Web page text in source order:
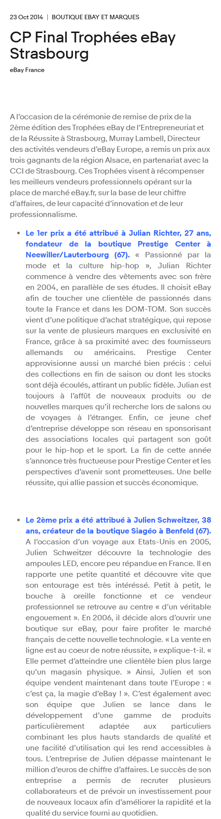
23 Oct 2014 BOUTIQUE EBAY ET MARQUES
CP Final Trophées eBay
Strasbourg
eBay France
A l’occasion de la cérémonie de remise de prix de la
2ème édition des Trophées eBay de l’Entrepreneuriat et
de la Réussite à Strasbourg, Murray Lambell, Directeur
des activités vendeurs d’eBay Europe, a remis un prix aux
trois gagnants de la région Alsace, en partenariat avec la
CCI de Strasbourg. Ces Trophées visent à récompenser
les meilleurs vendeurs professionnels opérant sur la
place de marché eBay.fr, sur la base de leur chiffre
d’affaires, de leur capacité d’innovation et de leur
professionnalisme.
Le 1er prix a été attribué à Julian Richter, 27 ans,
fondateur de la boutique Prestige Center à
Neewiller/Lauterbourg (67). « Passionné par la
mode et la culture hip-hop », Julian Richter
commence à vendre des vêtements avec son frère
en 2004, en parallèle de ses études. Il choisit eBay
afin de toucher une clientèle de passionnés dans
toute la France et dans les DOM-TOM. Son succès
vient d’une politique d’achat stratégique, qui repose
sur la vente de plusieurs marques en exclusivité en
France, grâce à sa proximité avec des fournisseurs
allemands ou américains. Prestige Center
approvisionne aussi un marché bien précis : celui
des collections en fin de saison ou dont les stocks
sont déjà écoulés, attirant un public fidèle. Julian est
toujours à l’affût de nouveaux produits ou de
nouvelles marques qu’il recherche lors de salons ou
de voyages à l’étranger. Enfin, ce jeune chef
d’entreprise développe son réseau en sponsorisant
des associations locales qui partagent son goût
pour le hip-hop et le sport. La fin de cette année
s’annonce très fructueuse pour Prestige Center et les
perspectives d’avenir sont prometteuses. Une belle
réussite, qui allie passion et succès économique.
Le 2ème prix a été attribué à Julien Schweitzer, 38
ans, créateur de la boutique Siagéo à Benfeld (67).
A l’occasion d’un voyage aux Etats-Unis en 2005,
Julien Schweitzer découvre la technologie des
ampoules LED, encore peu répandue en France. Il en
rapporte une petite quantité et découvre vite que
son entourage est très intéréssé. Petit à petit, le
bouche à oreille fonctionne et ce vendeur
professionnel se retrouve au centre « d’un véritable
engouement ». En 2006, il décide alors d’ouvrir une
boutique sur eBay, pour faire profiter le marché
français de cette nouvelle technologie. « La vente en
ligne est au coeur de notre réussite, » explique-t-il. «
Elle permet d’atteindre une clientèle bien plus large
qu’un magasin physique. » Ainsi, Julien et son
équipe vendent maintenant dans toute l’Europe : «
c’est ça, la magie d’eBay ! ». C’est également avec
son équipe que Julien se lance dans le
développement d’une gamme de produits
particulièrement adaptée aux particuliers
combinant les plus hauts standards de qualité et
une facilité d’utilisation qui les rend accessibles à
tous. L’entreprise de Julien dépasse maintenant le
million d’euros de chiffre d’affaires. Le succès de son
entreprise a permis de recruter plusieurs
collaborateurs et de prévoir un investissement pour
de nouveaux locaux afin d’améliorer la rapidité et la
qualité du service fourni au quotidien.